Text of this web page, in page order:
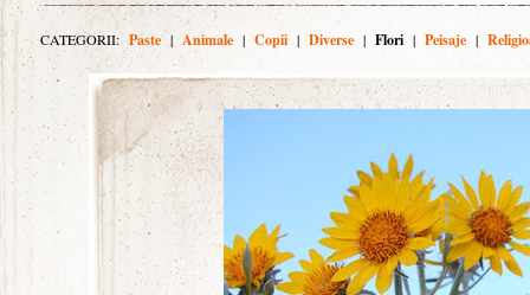
CATEGORII: Paste | Animale | Copii | Diverse | Flori | Peisaje |